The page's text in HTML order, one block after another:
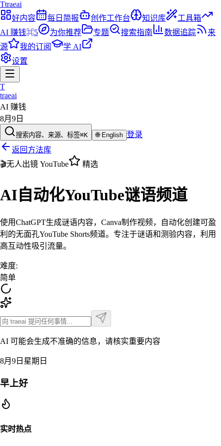
Ttraeai
好内容
每日简报 创作工作台 知识库
工具箱
AI 赚钱⌘5 为你推荐 专题 搜索指南 数据追踪
来
源
我的订阅
学 AI
设置
T
traeai
AI 赚钱
8月9日
搜索内容、来源、标签⌘K 🌐 English 登录
返回方法库
🎬无人出镜 YouTube 精选
AI自动化YouTube谜语频道
使用ChatGPT生成谜语内容，Canva制作视频，自动化创建可盈
利的无面孔YouTube Shorts频道。专注于谜语和测验内容，利用
高互动性吸引流量。
难度:
简单
AI 可能会生成不准确的信息，请核实重要内容
8月9日星期日
早上好
实时热点